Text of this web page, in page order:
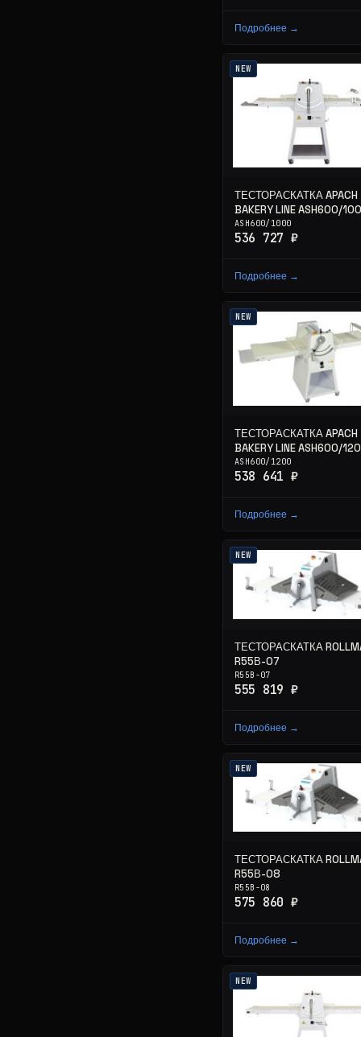
Подробнее →
NEW
ТЕСТОРАСКАТКА APACH
BAKERY LINE ASH600/
ASH600/1000
536 727 ₽
Подробнее →
NEW
ТЕСТОРАСКАТКА APACH
BAKERY LINE ASH600/
ASH600/1200
538 641 ₽
Подробнее →
NEW
ТЕСТОРАСКАТКА
R55В-07
R55В-07
555 819 ₽
Подробнее →
NEW
ТЕСТОРАСКАТКА
R55В-08
R55В-08
575 860 ₽
Подробнее →
NEW